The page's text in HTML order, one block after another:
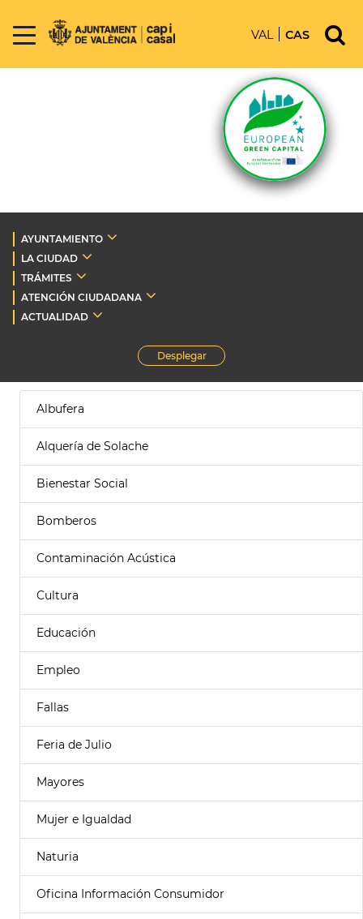
VAL CAS
AYUNTAMIENTO
LA CIUDAD
TRÁMITES
ATENCIÓN CIUDADANA
ACTUALIDAD
Desplegar
Albufera
Alquería de Solache
Bienestar Social
Bomberos
Contaminación Acústica
Cultura
Educación
Empleo
Fallas
Feria de Julio
Mayores
Mujer e Igualdad
Naturia
Oficina Información Consumidor